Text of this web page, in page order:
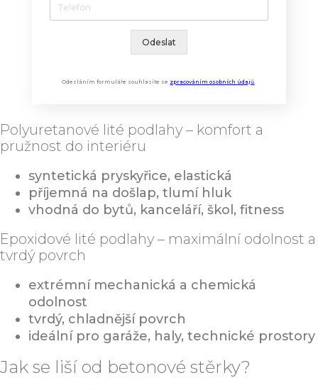
Odeslat
Odesláním formuláře souhlasíte se zpracováním osobních údajů
Polyuretanové lité podlahy – komfort a
pružnost do interiéru
syntetická pryskyřice, elastická
příjemná na došlap, tlumí hluk
vhodná do bytů, kanceláří, škol, fitness
Epoxidové lité podlahy – maximální odolnost a
tvrdý povrch
extrémní mechanická a chemická
odolnost
tvrdý, chladnější povrch
ideální pro garáže, haly, technické prostory
Jak se liší od betonové stěrky?